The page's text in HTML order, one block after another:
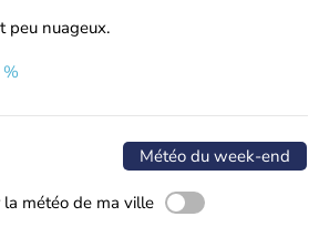
peu nuageux.
Météo du week-end
la météo de ma ville